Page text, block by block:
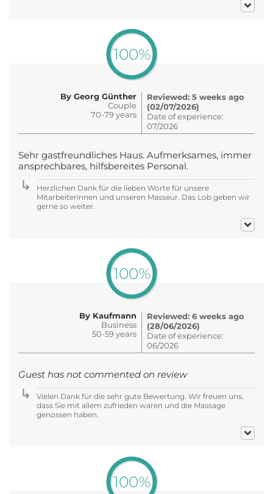
100%
By Georg Günther
Couple
70-79 years
Reviewed: 5 weeks ago
(02/07/2026)
Date of experience:
07/2026
Sehr gastfreundliches Haus. Aufmerksames, immer
ansprechbares, hilfsbereites Personal.
Herzlichen Dank für die lieben Worte für unsere
Mitarbeiterinnen und unseren Masseur. Das Lob geben wir
gerne so weiter.
100%
By Kaufmann
Business
50-59 years
Reviewed: 6 weeks ago
(28/06/2026)
Date of experience:
06/2026
Guest has not commented on review
Vielen Dank für die sehr gute Bewertung. Wir freuen uns,
dass Sie mit allem zufrieden waren und die Massage
genossen haben.
100%